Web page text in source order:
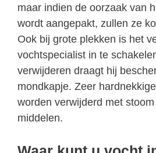
maar indien de oorzaak van
wordt aangepakt, zullen ze
Ook bij grote plekken is het
vochtspecialist in te
verwijderen draagt hij
mondkapje. Zeer
worden verwijderd met
middelen.